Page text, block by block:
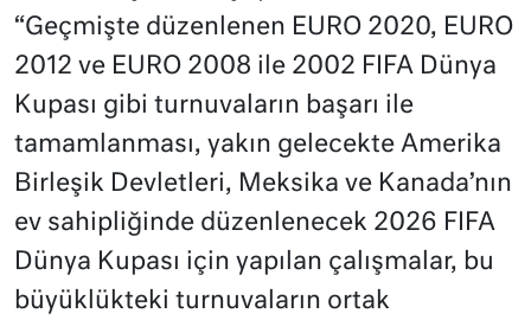
“Geçmişte düzenlenen EURO 2020, EURO
2012 ve EURO 2008 ile 2002 FIFA Dünya
Kupası gibi turnuvaların başarı ile
tamamlanması, yakın gelecekte Amerika
Birleşik Devletleri, Meksika ve Kanada’nın
ev sahipliğinde düzenlenecek 2026 FIFA
Dünya Kupası için yapılan çalışmalar, bu
büyüklükteki turnuvaların ortak